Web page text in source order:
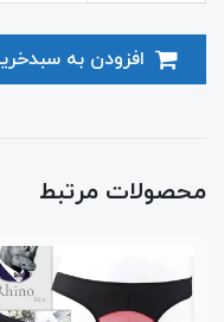
محصولات مرتبط